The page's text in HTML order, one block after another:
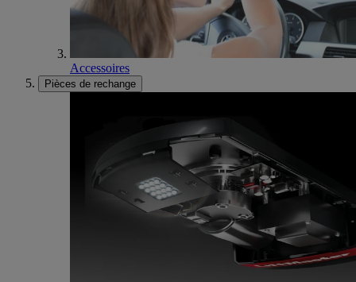
Accessoires
Pièces de rechange